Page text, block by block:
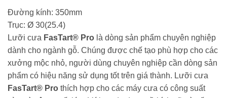
Đường kính: 350mm
Trục: Ø 30(25.4)
Lưỡi cưa FasTart® Pro là dòng sản phẩm chuyên nghiệp
dành cho ngành gỗ. Chúng được chế tạo phù hợp cho các
xưởng mộc nhỏ, người dùng chuyên nghiệp cần dòng sản
phẩm có hiệu năng sử dụng tốt trên giá thành. Lưỡi cưa
FasTart® Pro thích hợp cho các máy cưa có công suất